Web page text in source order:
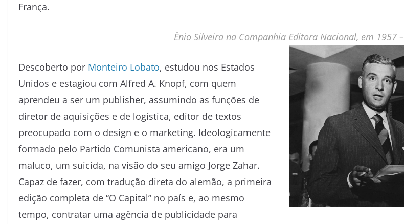
França.
Ênio Silveira na Companhia Editora Nacional, em 1957 –
Descoberto por Monteiro Lobato, estudou nos Estados
Unidos e estagiou com Alfred A. Knopf, com quem
aprendeu a ser um publisher, assumindo as funções de
diretor de aquisições e de logística, editor de textos
preocupado com o design e o marketing. Ideologicamente
formado pelo Partido Comunista americano, era um
maluco, um suicida, na visão do seu amigo Jorge Zahar.
Capaz de fazer, com tradução direta do alemão, a primeira
edição completa de “O Capital” no país e, ao mesmo
tempo, contratar uma agência de publicidade para